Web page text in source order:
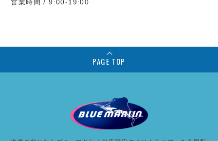
営業時間 / 9:00-19:00
PAGE TOP